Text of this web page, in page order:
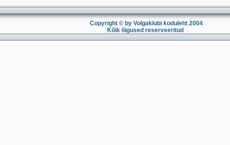
Copyright © by Volgaklubi koduleht 2004
Kõik õigused reserveeritud